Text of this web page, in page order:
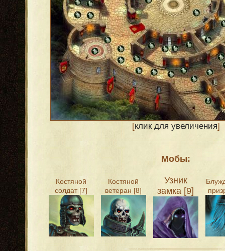
[клик для увеличения]
Мобы:
Костяной
солдат [7]
Костяной
ветеран [8]
Узник
замка [9]